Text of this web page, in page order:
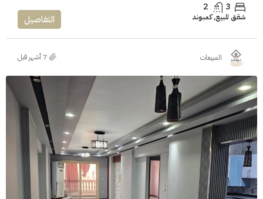
3
2
شقق للبيع, كمبوند التفاصيل
المبيعات